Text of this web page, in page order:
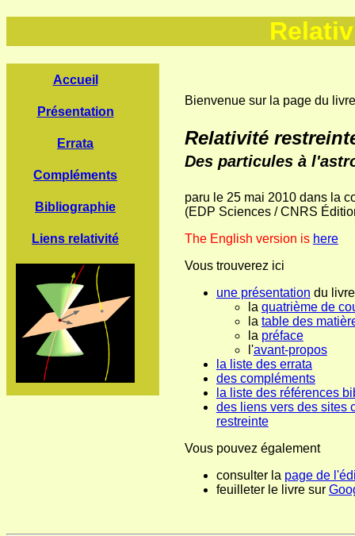
Accueil
Présentation
Errata
Compléments
Bibliographie
Liens relativité
Bienvenue sur la page du livre
Relativité
Des particules à
paru le 25 mai 2010 dans la
(EDP Sciences / CNRS
The English version is here
Vous trouverez ici
une présentation du
la quatrième de
la table des
la préface
l'avant-propos
la liste des errata
des compléments
la liste des références
des liens vers des sites
restreinte
Vous pouvez également
consulter la page de
feuilleter le livre sur